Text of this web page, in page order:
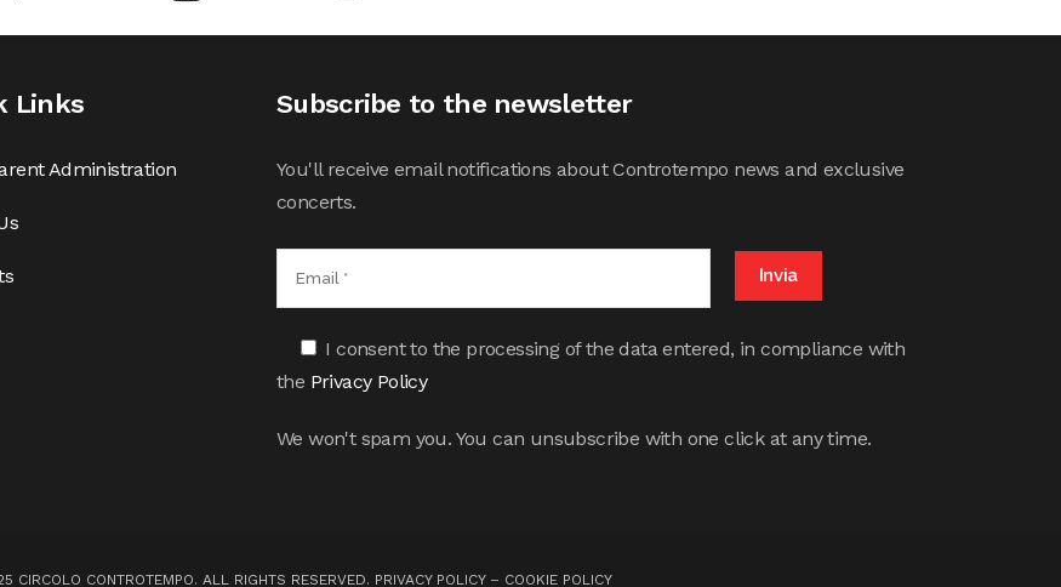
Links
Administration
Subscribe to the newsletter
You'll receive email notifications about Controtempo news and exclusive
concerts.
I consent to the processing of the data entered, in compliance with
the Privacy Policy
We won't spam you. You can unsubscribe with one click at any time.
CIRCOLO CONTROTEMPO. ALL RIGHTS RESERVED. PRIVACY POLICY– COOKIE POLICY